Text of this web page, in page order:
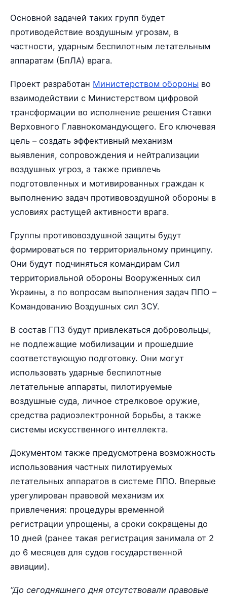
Основной задачей таких групп будет
противодействие воздушным угрозам, в
частности, ударным беспилотным летательным
аппаратам (БпЛА) врага.
Проект разработан Министерством обороны во
взаимодействии с Министерством цифровой
трансформации во исполнение решения Ставки
Верховного Главнокомандующего. Его ключевая
цель – создать эффективный механизм
выявления, сопровождения и нейтрализации
воздушных угроз, а также привлечь
подготовленных и мотивированных граждан к
выполнению задач противовоздушной обороны в
условиях растущей активности врага.
Группы противовоздушной защиты будут
формироваться по территориальному принципу.
Они будут подчиняться командирам Сил
территориальной обороны Вооруженных сил
Украины, а по вопросам выполнения задач ППО –
Командованию Воздушных сил ЗСУ.
В состав ГПЗ будут привлекаться добровольцы,
не подлежащие мобилизации и прошедшие
соответствующую подготовку. Они могут
использовать ударные беспилотные
летательные аппараты, пилотируемые
воздушные суда, личное стрелковое оружие,
средства радиоэлектронной борьбы, а также
системы искусственного интеллекта.
Документом также предусмотрена возможность
использования частных пилотируемых
летательных аппаратов в системе ППО. Впервые
урегулирован правовой механизм их
привлечения: процедуры временной
регистрации упрощены, а сроки сокращены до
10 дней (ранее такая регистрация занимала от 2
до 6 месяцев для судов государственной
авиации).
“До сегодняшнего дня отсутствовали правовые